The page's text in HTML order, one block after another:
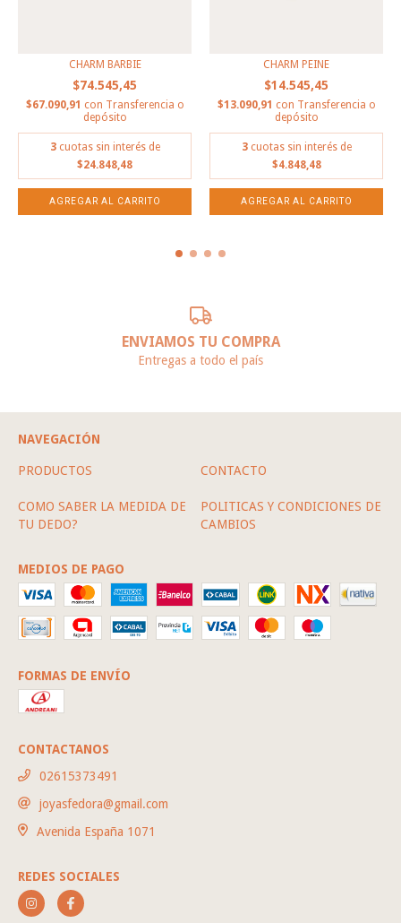
CHARM BARBIE
$74.545,45
$67.090,91 con Transferencia o
depósito
3 cuotas sin interés de
$24.848,48
CHARM PEINE
$14.545,45
$13.090,91 con Transferencia o
depósito
3 cuotas sin interés de
$4.848,48
ENVIAMOS TU COMPRA
Entregas a todo el país
NAVEGACIÓN
PRODUCTOS CONTACTO
COMO SABER LA MEDIDA DE
TU DEDO?
POLITICAS Y CONDICIONES DE
CAMBIOS
MEDIOS DE PAGO
FORMAS DE ENVÍO
CONTACTANOS
02615373491
joyasfedora@gmail.com
Avenida España 1071
REDES SOCIALES